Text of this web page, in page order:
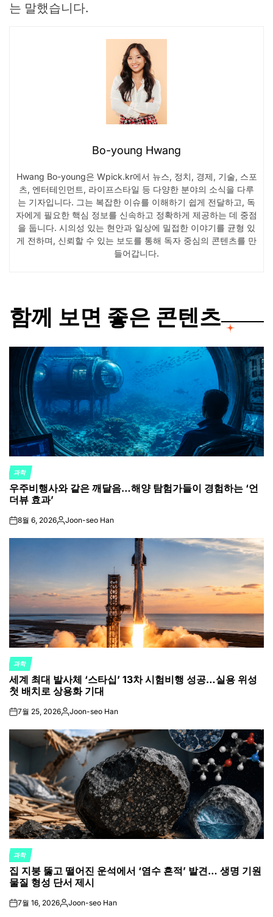
는 말했습니다.
Bo-young Hwang
Hwang Bo-young은 Wpick.kr에서 뉴스, 정치, 경제, 기술, 스포
츠, 엔터테인먼트, 라이프스타일 등 다양한 분야의 소식을 다루
는 기자입니다. 그는 복잡한 이슈를 이해하기 쉽게 전달하고, 독
자에게 필요한 핵심 정보를 신속하고 정확하게 제공하는 데 중점
을 둡니다. 시의성 있는 현안과 일상에 밀접한 이야기를 균형 있
게 전하며, 신뢰할 수 있는 보도를 통해 독자 중심의 콘텐츠를 만
들어갑니다.
함께 보면 좋은 콘텐츠
POSTED
IN
과학
우주비행사와 같은 깨달음…해양 탐험가들이 경험하는 ‘언
더뷰 효과’
on8월 6, 2026Posted
Joon-seo Han
POSTED
IN
과학
세계 최대 발사체 ‘스타십’ 13차 시험비행 성공…실용 위성
첫 배치로 상용화 기대
on7월 25, 2026Posted
Joon-seo Han
POSTED
IN
과학
집 지붕 뚫고 떨어진 운석에서 ‘염수 흔적’ 발견… 생명 기원
물질 형성 단서 제시
on7월 16, 2026Posted
Joon-seo Han